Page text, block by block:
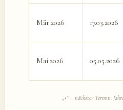
Mär 2026 17.03.2026
Mai 2026 05.05.2026
„•“ = nächster Termin.